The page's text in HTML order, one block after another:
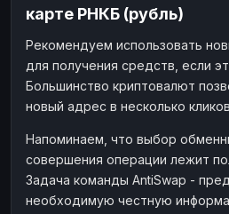
карте РНКБ (рубль)
Рекомендуем использовать
для получения средств, если
Большинство криптовалют
новый адрес в несколько
Напоминаем, что выбор
совершения операции лежит
Задача команды AntiSwap -
необходимую честную